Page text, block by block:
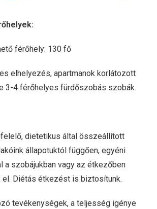
férőhely: 130 fő
elhelyezés, apartmanok korlátozott
3-4 férőhelyes fürdőszobás szobák.
dietetikus által összeállított
állapotuktól függően, egyéni
a szobájukban vagy az étkezőben
el. Diétás étkezést is biztosítunk.
tevékenységek, a teljesség igénye